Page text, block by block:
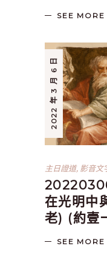
SEE MORE
2022 年 3 月 6 日
主日證道, 影音文
在光明中
老) (約壹
SEE MORE